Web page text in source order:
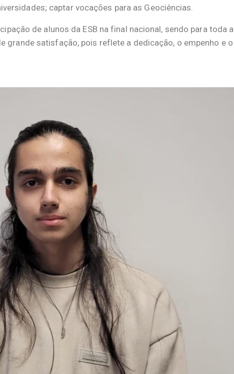
captar vocações para as Geociências.
de alunos da ESB na final nacional, sendo para toda a
grande satisfação, pois reflete a dedicação, o empenho e o